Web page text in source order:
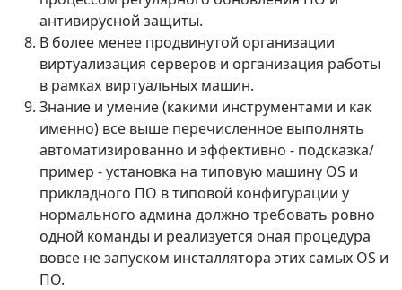
антивирусной защиты.
В более менее продвинутой организации
виртуализация серверов и организация работы
в рамках виртуальных машин.
Знание и умение (какими инструментами и как
именно) все выше перечисленное выполнять
автоматизированно и эффективно - подсказка/
пример - установка на типовую машину OS и
прикладного ПО в типовой конфигурации у
нормального админа должно требовать ровно
одной команды и реализуется оная процедура
вовсе не запуском инсталлятора этих самых OS и
ПО.